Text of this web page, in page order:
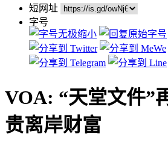
短网址
字号
VOA: “天堂文件”
贵离岸财富